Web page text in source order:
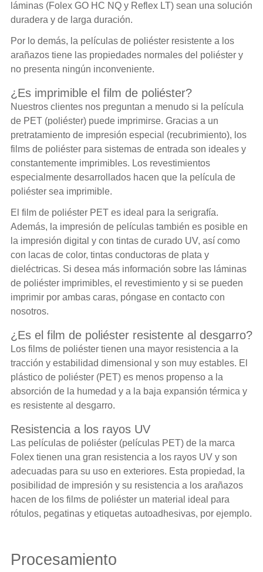
láminas (Folex GO HC NQ y Reflex LT) sean una solución
duradera y de larga duración.
Por lo demás, la películas de poliéster resistente a los
arañazos tiene las propiedades normales del poliéster y
no presenta ningún inconveniente.
¿Es imprimible el film de poliéster?
Nuestros clientes nos preguntan a menudo si la película
de PET (poliéster) puede imprimirse. Gracias a un
pretratamiento de impresión especial (recubrimiento), los
films de poliéster para sistemas de entrada son ideales y
constantemente imprimibles. Los revestimientos
especialmente desarrollados hacen que la película de
poliéster sea imprimible.
El film de poliéster PET es ideal para la serigrafía.
Además, la impresión de películas también es posible en
la impresión digital y con tintas de curado UV, así como
con lacas de color, tintas conductoras de plata y
dieléctricas. Si desea más información sobre las láminas
de poliéster imprimibles, el revestimiento y si se pueden
imprimir por ambas caras, póngase en contacto con
nosotros.
¿Es el film de poliéster resistente al desgarro?
Los films de poliéster tienen una mayor resistencia a la
tracción y estabilidad dimensional y son muy estables. El
plástico de poliéster (PET) es menos propenso a la
absorción de la humedad y a la baja expansión térmica y
es resistente al desgarro.
Resistencia a los rayos UV
Las películas de poliéster (películas PET) de la marca
Folex tienen una gran resistencia a los rayos UV y son
adecuadas para su uso en exteriores. Esta propiedad, la
posibilidad de impresión y su resistencia a los arañazos
hacen de los films de poliéster un material ideal para
rótulos, pegatinas y etiquetas autoadhesivas, por ejemplo.
Procesamiento